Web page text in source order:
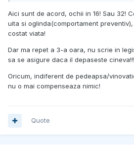
Aici sunt de acord, ochii in 16! Sau 32!
uita si oglinda(comportament
costat viata!
Dar ma repet a 3-a oara, nu scrie in
sa se asigure daca il depaseste cineva!!!
Oricum, indiferent de pedeapsa/
nu o mai compenseaza nimic!
Quote